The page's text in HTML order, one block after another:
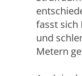
fasst sich
und
Metern